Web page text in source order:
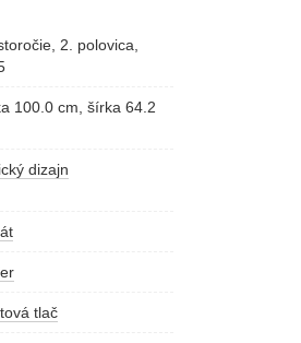
2. polovica,
100.0 cm, šírka 64.2
dizajn
tlač